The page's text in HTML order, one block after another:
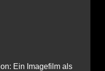
Ein Imagefilm als